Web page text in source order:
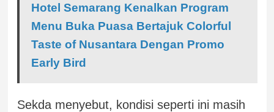
Hotel Semarang Kenalkan Program
Menu Buka Puasa Bertajuk Colorful
Taste of Nusantara Dengan Promo
Early Bird
Sekda menyebut, kondisi seperti ini masih